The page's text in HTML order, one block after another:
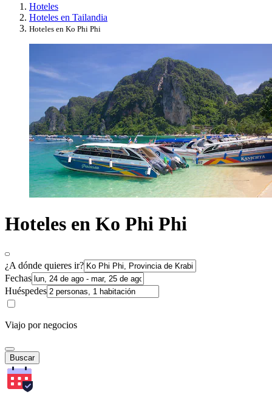
Hoteles
Hoteles en Tailandia
Hoteles en Ko Phi Phi
Hoteles en Ko Phi Phi
¿A dónde quieres ir?
Fechas
Huéspedes
Viajo por negocios
Buscar